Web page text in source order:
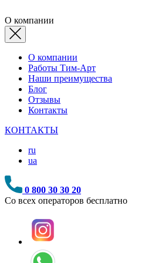
О компании
О компании
Работы Тим-Арт
Наши преимущества
Блог
Отзывы
Контакты
КОНТАКТЫ
ru
ua
0 800 30 30 20
Со всех операторов бесплатно